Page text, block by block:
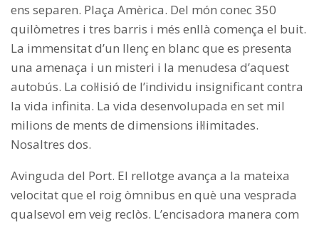
ens separen. Plaça Amèrica. Del món conec 350
quilòmetres i tres barris i més enllà comença el buit.
La immensitat d’un llenç en blanc que es presenta
una amenaça i un misteri i la menudesa d’aquest
autobús. La col·lisió de l’individu insignificant contra
la vida infinita. La vida desenvolupada en set mil
milions de ments de dimensions il·limitades.
Nosaltres dos.
Avinguda del Port. El rellotge avança a la mateixa
velocitat que el roig òmnibus en què una vesprada
qualsevol em veig reclòs. L’encisadora manera com